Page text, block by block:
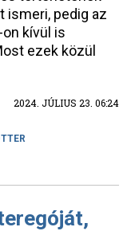
ismeri, pedig az
kívül is
ezek közül
2024. JÚLIUS 23. 06:24